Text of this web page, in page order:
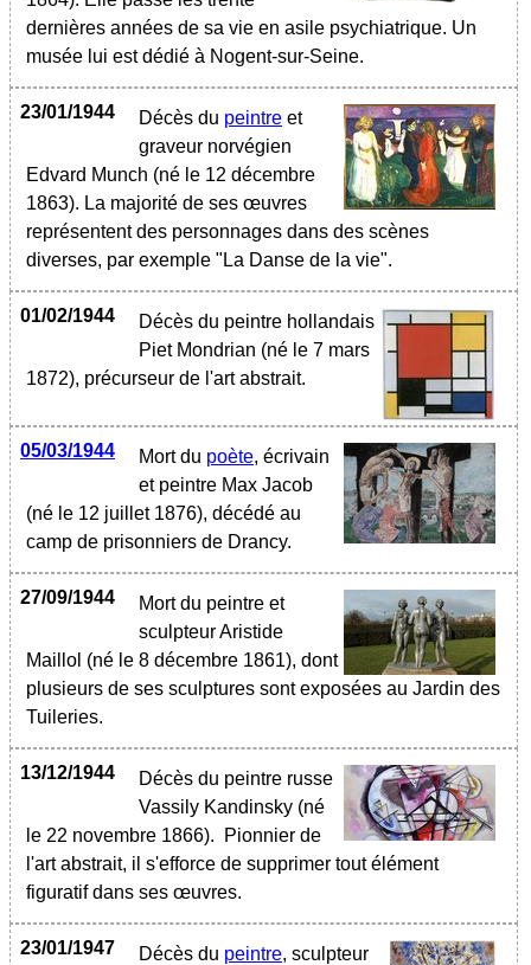
dernières années de sa vie en asile psychiatrique. Un
musée lui est dédié à Nogent-sur-Seine.
23/01/1944 Décès du peintre et
graveur norvégien
Edvard Munch (né le 12 décembre
1863). La majorité de ses œuvres
représentent des personnages dans des scènes
diverses, par exemple "La Danse de la vie".
01/02/1944
Décès du peintre hollandais
Piet Mondrian (né le 7 mars
1872), précurseur de l'art abstrait.
05/03/1944 Mort du poète, écrivain
et peintre Max Jacob
(né le 12 juillet 1876), décédé au
camp de prisonniers de Drancy.
27/09/1944
Mort du peintre et
sculpteur Aristide
Maillol (né le 8 décembre 1861), dont
plusieurs de ses sculptures sont exposées au Jardin des
Tuileries.
13/12/1944
Décès du peintre russe
Vassily Kandinsky (né
le 22 novembre 1866). Pionnier de
l'art abstrait, il s'efforce de supprimer tout élément
figuratif dans ses œuvres.
23/01/1947 Décès du peintre, sculpteur